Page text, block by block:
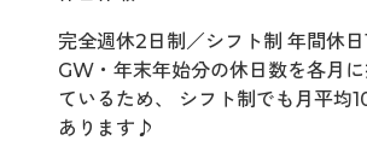
完全週休2日制／シフト制 年間休日
GW・年末年始分の休日数を各月
ているため、 シフト制でも月平均
あります♪